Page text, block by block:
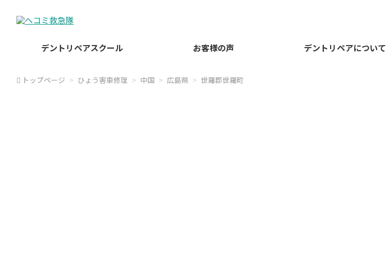
デントリペアスクール
お客様の声 デントリペアについて
トップページ ひょう害車修理 中国 広島県 世羅郡世羅町